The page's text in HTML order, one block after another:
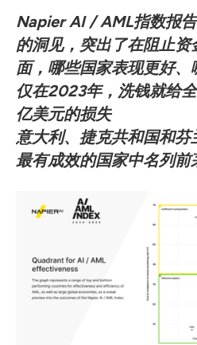
Napier AI / AML指数报
的洞见，突出了在阻止
面，哪些国家表现更好
仅在2023年，洗钱就给
亿美元的损失
意大利、捷克共和国和
最有成效的国家中名列前